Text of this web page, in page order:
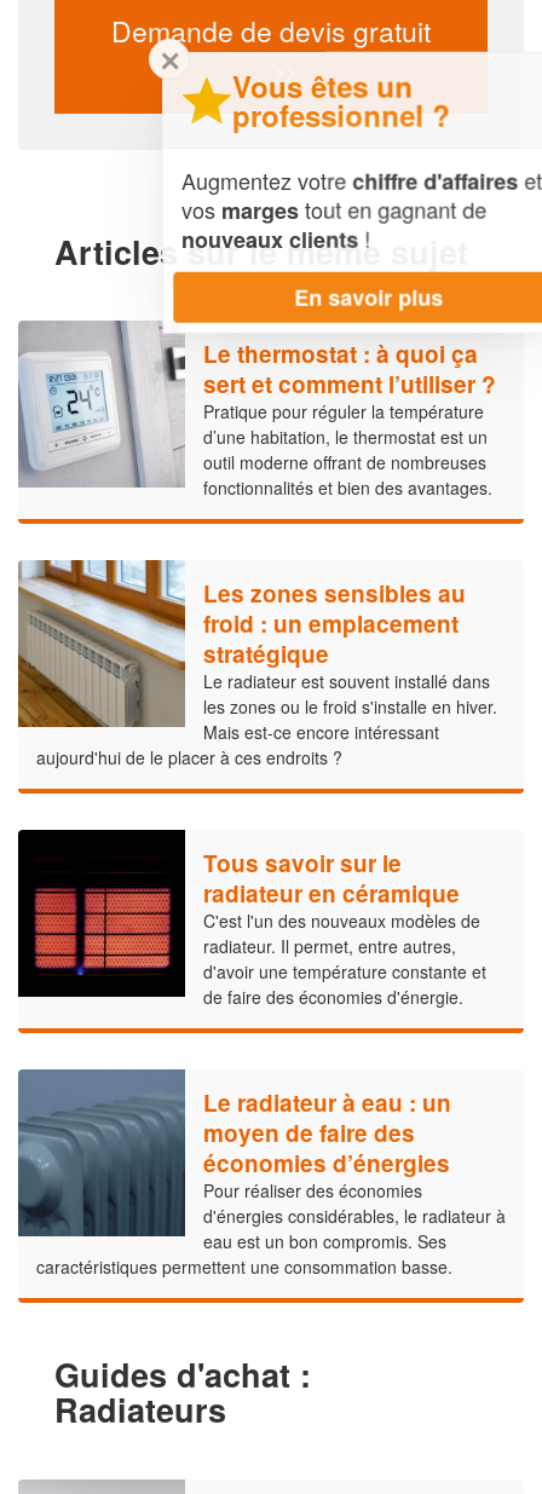
Demande de devis gratuit
Articles sur le même sujet
Le thermostat : à quoi ça
sert et comment l’utiliser ?
Pratique pour réguler la température
d’une habitation, le thermostat est un
outil moderne offrant de nombreuses
fonctionnalités et bien des avantages.
Les zones sensibles au
froid : un emplacement
stratégique
Le radiateur est souvent installé dans
les zones ou le froid s'installe en hiver.
Mais est-ce encore intéressant
aujourd'hui de le placer à ces endroits ?
Tous savoir sur le
radiateur en céramique
C'est l'un des nouveaux modèles de
radiateur. Il permet, entre autres,
d'avoir une température constante et
de faire des économies d'énergie.
Le radiateur à eau : un
moyen de faire des
économies d’énergies
Pour réaliser des économies
d'énergies considérables, le radiateur à
eau est un bon compromis. Ses
caractéristiques permettent une consommation basse.
Guides d'achat :
Radiateurs
Vous êtes un
professionnel ?
Augmentez votrechiffre d'affaireset
vosmargestout en gagnant de
nouveaux clients!
En savoir plus